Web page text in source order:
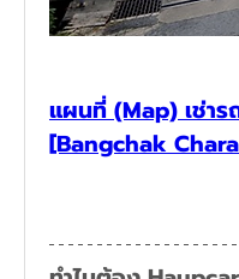
แผนที่ (Map) เช่า
[Bangchak